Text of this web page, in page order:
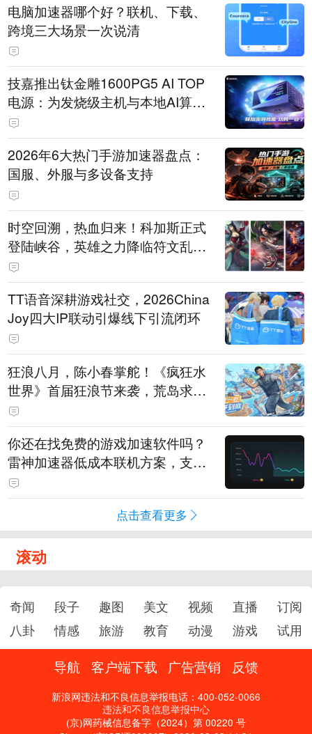
电脑加速器哪个好？联机、下载、
跨境三大场景一次说清
技嘉推出钛金雕1600PG5 AI TOP
电源：为发烧级主机与本地AI算力
打造旗舰供电方案
2026年6大热门手游加速器盘点：
国服、外服与多设备支持
时空回溯，热血归来！科加斯正式
登陆峡谷，英雄之力降临符文乱
斗！
TT语音深耕游戏社交，2026China
Joy四大IP联动引爆线下引流闭环
狂浪八月，陈小春掌舵！《疯狂水
世界》首届狂浪节来袭，荒岛求生
直播即将开启
你还在找免费的游戏加速软件吗？
雷神加速器低成本联机方案，支持
免费试用
点击查看更多
滚动
奇闻 段子 趣图 美文 视频 直播
订阅
八卦
情感 旅游 教育 动漫 游戏 试用
导航 客户端下载 广告营销 反馈
新浪网违法和不良信息举报电话：400-052-0066
违法和不良信息举报中心
(京)网药械信息备字（2024）第 00220 号